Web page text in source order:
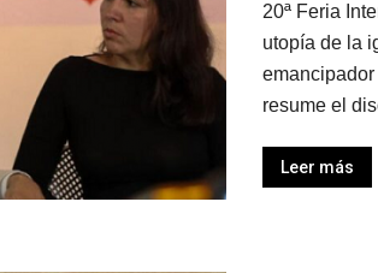
20ª Feria
utopía de la
emancipador
resume el
Leer más